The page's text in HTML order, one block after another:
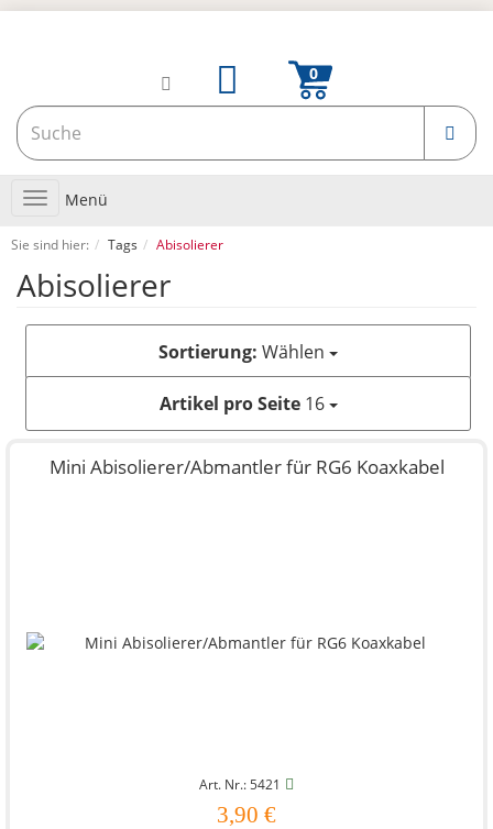
Toggle
navigation
Menü
Sie sind hier: Tags Abisolierer
Abisolierer
Sortierung: Wählen
Artikel pro Seite16
Mini Abisolierer/Abmantler für RG6 Koaxkabel
Art. Nr.: 5421
3,90 €